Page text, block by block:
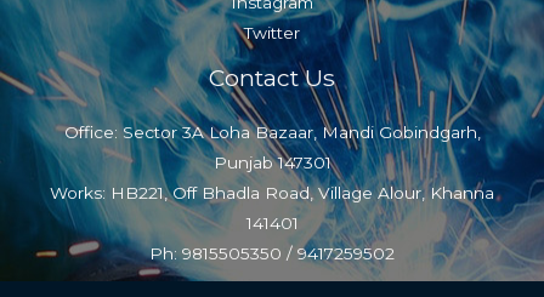
Twitter
Contact Us
Office: Sector 3A Loha Bazaar, Mandi Gobindgarh,
Punjab 147301
Works: HB221, Off Bhadla Road, Village Alour, Khanna
141401
Ph: 9815505350 / 9417259502